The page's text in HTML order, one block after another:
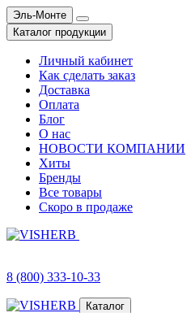
Эль-Монте
Каталог продукции
Личный кабинет
Как сделать заказ
Доставка
Оплата
Блог
О нас
НОВОСТИ КОМПАНИИ
Хиты
Бренды
Все товары
Скоро в продаже
8 (800) 333-10-33
Каталог